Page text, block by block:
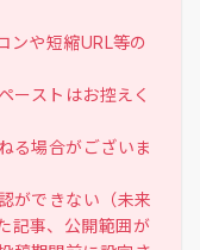
ンや短縮URL等の
ーストはお控えく
る場合がございま
ができない（未来
記事、公開範囲が